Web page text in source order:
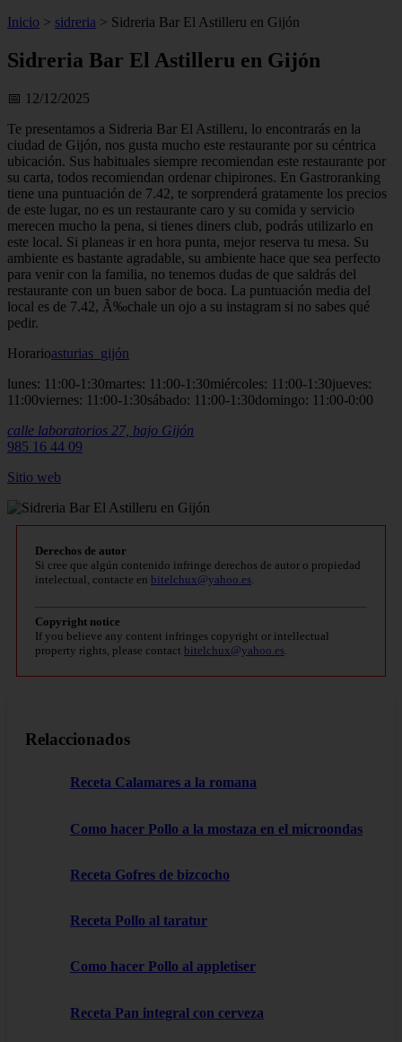
Inicio > sidreria > Sidreria Bar El Astilleru en Gijón
Sidreria Bar El Astilleru en Gijón
📅 12/12/2025
Te presentamos a Sidreria Bar El Astilleru, lo encontrarás en la
ciudad de Gijón, nos gusta mucho este restaurante por su céntrica
ubicación. Sus habituales siempre recomiendan este restaurante por
su carta, todos recomiendan ordenar chipirones. En Gastroranking
tiene una puntuación de 7.42, te sorprenderá gratamente los precios
de este lugar, no es un restaurante caro y su comida y servicio
merecen mucho la pena, si tienes diners club, podrás utilizarlo en
este local. Si planeas ir en hora punta, mejor reserva tu mesa. Su
ambiente es bastante agradable, su ambiente hace que sea perfecto
para venir con la familia, no tenemos dudas de que saldrás del
restaurante con un buen sabor de boca. La puntuación media del
local es de 7.42, Ã‰chale un ojo a su instagram si no sabes qué
pedir.
Horarioasturias_gijón
lunes: 11:00-1:30martes: 11:00-1:30miércoles: 11:00-1:30jueves:
11:00viernes: 11:00-1:30sábado: 11:00-1:30domingo: 11:00-0:00
calle laboratorios 27, bajo Gijón
985 16 44 09
Sitio web
Derechos de autor
Si cree que algún contenido infringe derechos de autor o propiedad
intelectual, contacte en bitelchux@yahoo.es
Copyright notice
If you believe any content infringes copyright or intellectual
property rights, please contact bitelchux@yahoo.es
Relaccionados
Receta Calamares a la romana
Como hacer Pollo a la mostaza en el microondas
Receta Gofres de bizcocho
Receta Pollo al taratur
Como hacer Pollo al appletiser
Receta Pan integral con cerveza